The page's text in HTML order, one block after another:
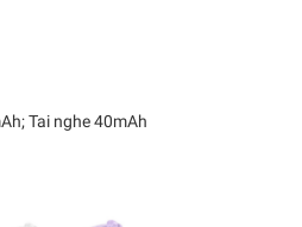
Tai nghe 40mAh